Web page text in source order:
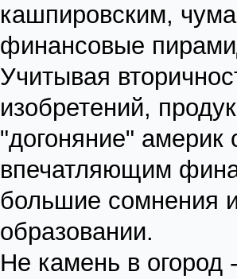
кашпировским,
финансовые
Учитывая
изобретений,
"догоняние" америк
впечатляющим
большие сомнения
образовании.
Не камень в